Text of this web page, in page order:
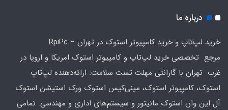
درباره ما
خرید لپ‌تاپ و خرید کامپیوتر استوک در تهران – RpiPc
مرجع تخصصی خرید لپ‌تاپ و کامپیوتر استوک امریکا و اروپا در
غرب تهران با گارانتی مهلت تست سلامت. ارائه‌دهنده لپ‌تاپ
استوک، کامپیوتر استوک، مینی‌کیس استوک ورک استیشن استوک
آل این وان استوک مانیتور و سیستم‌های اداری و مهندسی. تمامی